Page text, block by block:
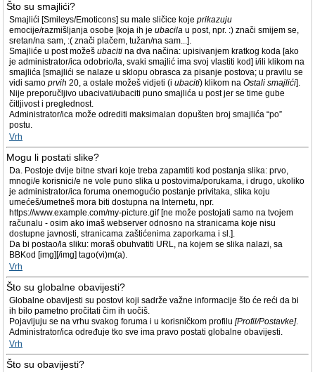
Što su smajlići?
Smajlići [Smileys/Emoticons] su male sličice koje prikazuju
emocije/razmišljanja osobe [koja ih je ubacila u post, npr. :) znači smijem se,
sretan/na sam, :( znači plačem, tužan/na sam...].
Smajliće u post možeš ubaciti na dva načina: upisivanjem kratkog koda [ako
je administrator/ica odobrio/la, svaki smajlić ima svoj vlastiti kod] i/ili klikom na
smajlića [smajlići se nalaze u sklopu obrasca za pisanje postova; u pravilu se
vidi samo prvih 20, a ostale možeš vidjeti (i ubaciti) klikom na Ostali smajlići].
Nije preporučljivo ubacivati/ubaciti puno smajlića u post jer se time gube
čitljivost i preglednost.
Administrator/ica može odrediti maksimalan dopušten broj smajlića “po”
postu.
Vrh
Mogu li postati slike?
Da. Postoje dvije bitne stvari koje treba zapamtiti kod postanja slika: prvo,
mnogi/e korisnici/e ne vole puno slika u postovima/porukama, i drugo, ukoliko
je administrator/ica foruma onemogućio postanje privitaka, slika koju
umećeš/umetneš mora biti dostupna na Internetu, npr.
https://www.example.com/my-picture.gif [ne može postojati samo na tvojem
računalu - osim ako imaš webserver odnosno na stranicama koje nisu
dostupne javnosti, stranicama zaštićenima zaporkama i sl.].
Da bi postao/la sliku: moraš obuhvatiti URL, na kojem se slika nalazi, sa
BBKod [img][/img] tago(vi)m(a).
Vrh
Što su globalne obavijesti?
Globalne obavijesti su postovi koji sadrže važne informacije što će reći da bi
ih bilo pametno pročitati čim ih uočiš.
Pojavljuju se na vrhu svakog foruma i u korisničkom profilu [Profil/Postavke].
Administrator/ica određuje tko sve ima pravo postati globalne obavijesti.
Vrh
Što su obavijesti?